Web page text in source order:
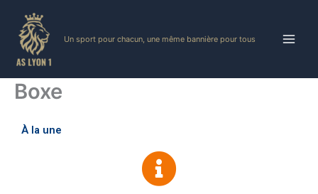
content
Un sport pour chacun, une même bannière pour tous
Boxe
À la une